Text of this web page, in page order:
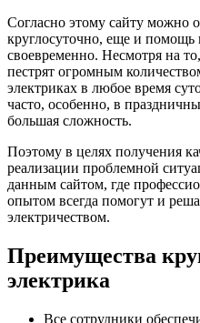
Согласно этому сайту можно
круглосуточно, еще и помощь
своевременно. Несмотря на
пестрят огромным
электриках в любое время
часто, особенно, в
большая сложность.
Поэтому в целях получения
реализации проблемной
данным сайтом, где
опытом всегда помогут и
электричеством.
Преимущества
электрика
Все сотрудники